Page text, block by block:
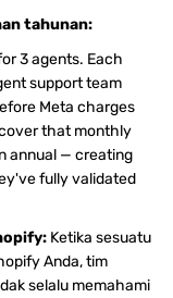
tahunan:
3 agents. Each
support team
Meta charges
that monthly
annual — creating
fully validated
Ketika sesuatu
Anda, tim
selalu memahami